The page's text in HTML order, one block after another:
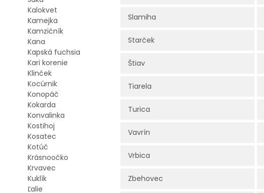
Slamiha
Starček
Štiav
Tiarela
Turica
Vavrín
Vrbica
Zbehovec
Kalokvet
Kamejka
Kamzičník
Kana
Kapská fuchsia
Kari korenie
Klinček
Kocúrnik
Konopáč
Kokarda
Konvalinka
Kostihoj
Kosatec
Kotúč
Krásnoočko
Krvavec
Kuklík
Ľalie